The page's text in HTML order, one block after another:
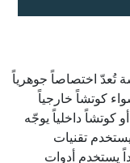
تُعدّ اختصاصاً جوهرياً
كوتشاً خارجياً
كوتشاً داخلياً يوجّه
تقنيات
يستخدم أدوات